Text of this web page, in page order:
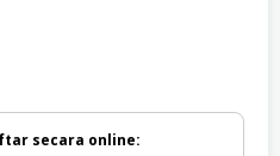
secara online: